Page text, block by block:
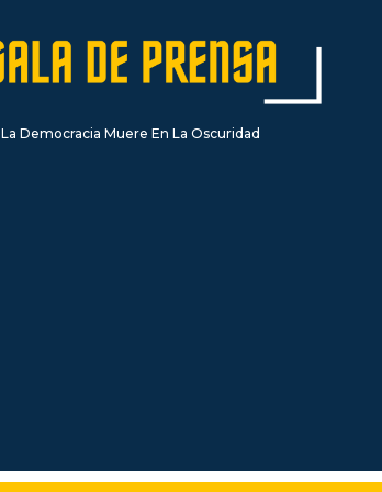
La Democracia Muere En La Oscuridad